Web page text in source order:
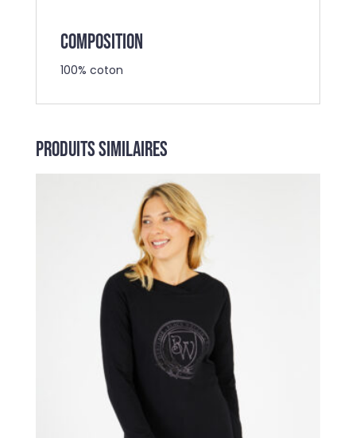
COMPOSITION
100% coton
Produits similaires